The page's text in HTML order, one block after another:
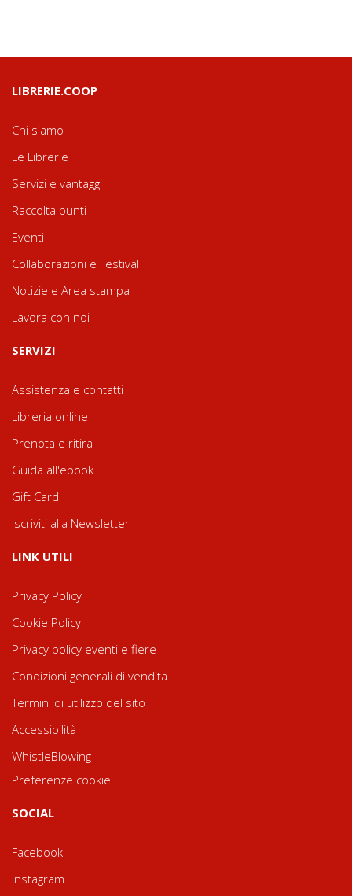
LIBRERIE.COOP
Chi siamo
Le Librerie
Servizi e vantaggi
Raccolta punti
Eventi
Collaborazioni e Festival
Notizie e Area stampa
Lavora con noi
SERVIZI
Assistenza e contatti
Libreria online
Prenota e ritira
Guida all'ebook
Gift Card
Iscriviti alla Newsletter
LINK UTILI
Privacy Policy
Cookie Policy
Privacy policy eventi e fiere
Condizioni generali di vendita
Termini di utilizzo del sito
Accessibilità
WhistleBlowing
Preferenze cookie
SOCIAL
Facebook
Instagram